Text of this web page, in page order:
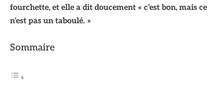
fourchette, et elle a dit doucement « c’est bon, mais ce
n’est pas un taboulé. »
Sommaire